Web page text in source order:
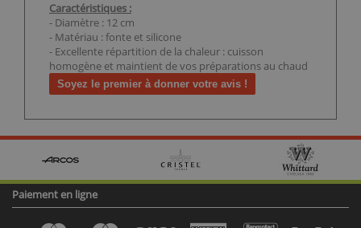
Caractéristiques :
- Diamètre : 12 cm
- Matériau : fonte et silicone
- Excellente répartition de la chaleur : cuisson
homogène et maintient de vos préparations au chaud
Soyez le premier à donner votre avis !
Paiement en ligne